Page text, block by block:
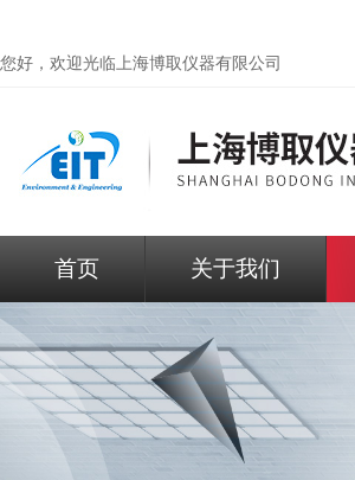
您好，欢迎光临上海博取仪器有限公司
首页 关于我们